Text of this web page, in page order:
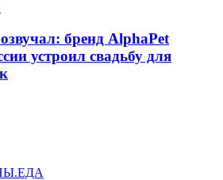
бренд AlphaPet
устроил свадьбу для